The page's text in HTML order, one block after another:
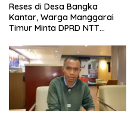
Reses di Desa Bangka
Kantar, Warga Manggarai
Timur Minta DPRD NTT
Pergub Larangan Beli BBM
Bersubsidi Bagi Penunggak
Pajak